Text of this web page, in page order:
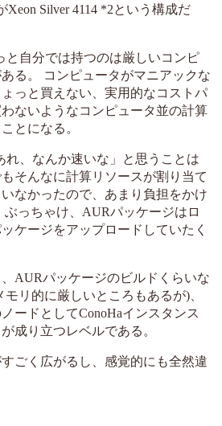
Xeon Silver 4114 *2という構成だ
と自分では持つのは厳しいコンピ
る。 コンピュータがマニアックな
っと買えない、実用的なコストパ
ないようなコンピュータ並の計算
とになる。
れ、なんか速いな」と思うことは
そんなに計算リソースが割り当て
なかったので、あまり負担をかけ
っちゃけ、AURパッケージはロ
ケージをアップロードしていたく
AURパッケージのビルドくらいな
リ的に厳しいところもあるが)、
ードとしてConoHaインスタンス
成り立つレベルである。
ごく広がるし、感覚的にも全然違